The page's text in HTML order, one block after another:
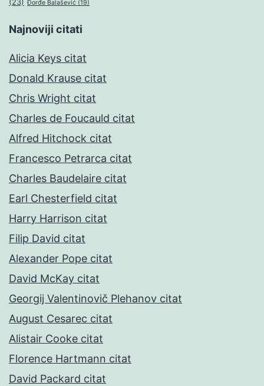
(23) Đorđe Balašević (19)
Najnoviji citati
Alicia Keys citat
Donald Krause citat
Chris Wright citat
Charles de Foucauld citat
Alfred Hitchock citat
Francesco Petrarca citat
Charles Baudelaire citat
Earl Chesterfield citat
Harry Harrison citat
Filip David citat
Alexander Pope citat
David McKay citat
Georgij Valentinovič Plehanov citat
August Cesarec citat
Alistair Cooke citat
Florence Hartmann citat
David Packard citat